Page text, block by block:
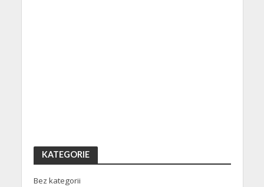
KATEGORIE
Bez kategorii